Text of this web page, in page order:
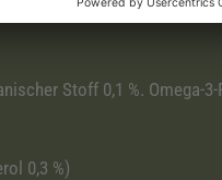
Stoff 0,1 %. Omega-
0,3 %)